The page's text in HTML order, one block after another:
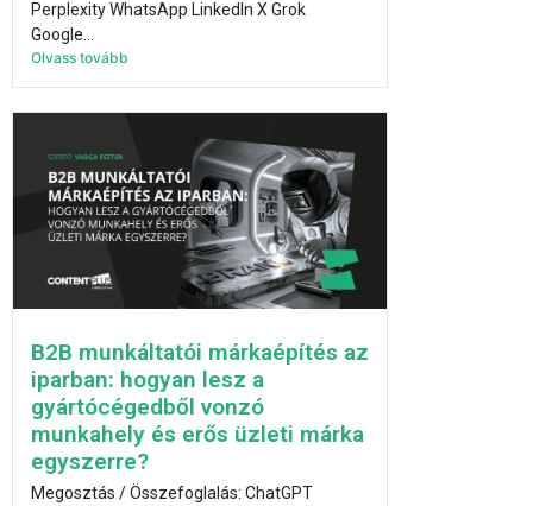
Perplexity WhatsApp LinkedIn X Grok
Google...
Olvass tovább
B2B munkáltatói márkaépítés az
iparban: hogyan lesz a
gyártócégedből vonzó
munkahely és erős üzleti márka
egyszerre?
Megosztás / Összefoglalás: ChatGPT